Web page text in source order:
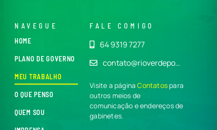
NAVEGUE
HOME
PLANO DE GOVERNO
MEU TRABALHO
O QUE PENSO
QUEM SOU
FALE COMIGO
64 9319 7277
contato@rioverdepo…
Visite a páginaContatos para
outros meios de
comunicação e endereços de
gabinetes.